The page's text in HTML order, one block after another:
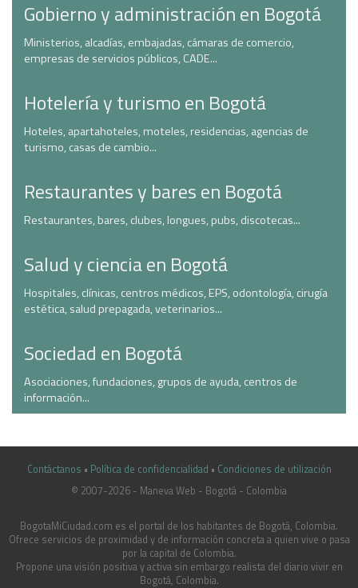
Gobierno y administración en Bogotá
Ministerios, alcadías, embajadas, cámaras de comercio,
empresas de servicios públicos, CADE...
Hotelería y turismo en Bogotá
Hoteles, apartahoteles, moteles, residencias, agencias de
turismo, casas de cambio...
Restaurantes y bares en Bogotá
Restaurantes, bares, clubes, longues, pubs, discotecas...
Salud y ciencia en Bogotá
Hospitales, clínicas, centros médicos, EPS, odontología, cirugía
estética, salud prepagada, veterinarios...
Sociedad en Bogotá
Asociaciones, fundaciones, grupos de ayuda, centros de
información...
Contáctanos • Política de confidencialidad • Condiciones de utilización
© 2007-2026 - Maneva Web - Bogotá - Colombia
casinoluck.ca
BogotaMiCiudad.com es el portal de los habitantes de Bogotá, Colombia.
Ofrece servicios de proximidad y de información concreta a quien vive o pasa
por la capital de Colombia.
Propone una visión positiva y activa sin embargo realista del diario vivir en
Bogotá, Colombia.